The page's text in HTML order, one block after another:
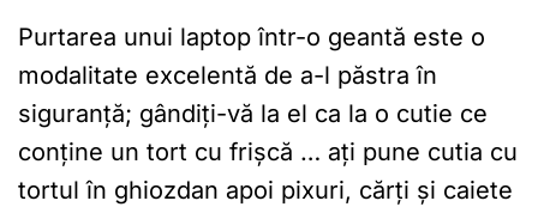
Purtarea unui laptop într-o geantă este o
modalitate excelentă de a-l păstra în
siguranță; gândiți-vă la el ca la o cutie ce
conține un tort cu frișcă … ați pune cutia cu
tortul în ghiozdan apoi pixuri, cărți și caiete